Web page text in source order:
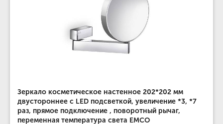
Зеркало косметическое настенное 202*202 мм
двустороннее с LED подсветкой, увеличение *3, *7
раз, прямое подключение , поворотный рычаг,
переменная температура света EMCO